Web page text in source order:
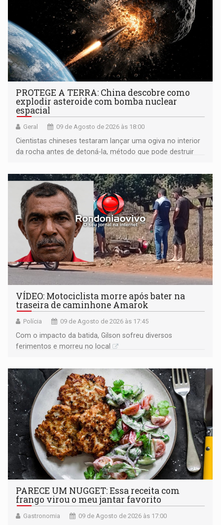
PROTEGE A TERRA: China descobre como
explodir asteroide com bomba nuclear
espacial
Geral 09 de Agosto de 2026 às 18:00
Cientistas chineses testaram lançar uma ogiva no interior
da rocha antes de detoná-la, método que pode destruir
VÍDEO: Motociclista morre após bater na
traseira de caminhone Amarok
Polícia 09 de Agosto de 2026 às 17:45
​Com o impacto da batida, Gilson sofreu diversos
ferimentos e morreu no local
PARECE UM NUGGET: Essa receita com
frango virou o meu jantar favorito
Gastronomia 09 de Agosto de 2026 às 17:00